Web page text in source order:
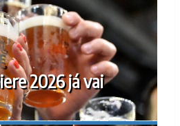
2026 já vai